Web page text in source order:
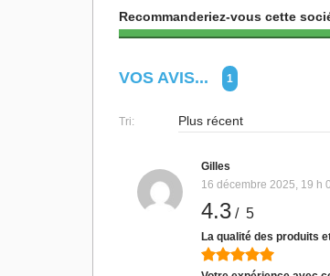
Recommanderiez-vous cette
VOS AVIS... 1
Tri:
Gilles
16 décembre 2025, 19 h
4.3 / 5
La qualité des produits